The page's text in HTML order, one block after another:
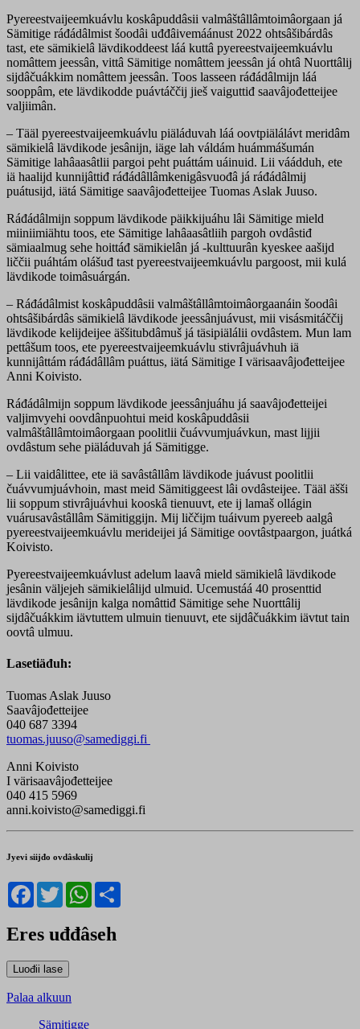
Pyereestvaijeemkuávlu koskâpuddâsii valmâštâllâmtoimâorgaan já
Sämitige ráđádâlmist šoodâi uđđâivemáánust 2022 ohtsâšibárdâs
tast, ete sämikielâ lävdikoddeest láá kuttâ pyereestvaijeemkuávlu
nomâttem jeessân, vittâ Sämitige nomâttem jeessân já ohtâ Nuorttâlij
sijdâčuákkim nomâttem jeessân. Toos lasseen ráđádâlmijn láá
sooppâm, ete lävdikodde puávtáččij jieš vaiguttiđ saavâjođetteijee
valjiimân.
– Tääl pyereestvaijeemkuávlu piäláduvah láá oovtpiälálávt meridâm
sämikielâ lävdikode jesânijn, iäge lah váldám huámmášumán
Sämitige lahâaasâtlii pargoi peht puáttám uáinuid. Lii váádduh, ete
iä haalijd kunnijâttiđ ráđádâllâmkenigâsvuođâ já ráđádâlmij
puátusijd, iätá Sämitige saavâjođetteijee Tuomas Aslak Juuso.
Ráđádâlmijn soppum lävdikode päikkijuáhu lâi Sämitige mield
miiniimiähtu toos, ete Sämitige lahâaasâtliih pargoh ovdâstiđ
sämiaalmug sehe hoittáđ sämikielân já -kulttuurân kyeskee aašijd
liččii puáhtám olášuđ tast pyereestvaijeemkuávlu pargoost, mii kulá
lävdikode toimâsuárgán.
– Ráđádâlmist koskâpuddâsii valmâštâllâmtoimâorgaanáin šoodâi
ohtsâšibárdâs sämikielâ lävdikode jeessânjuávust, mii visásmitáččij
lävdikode kelijdeijee äššitubdâmuš já täsipiälálii ovdâstem. Mun lam
pettâšum toos, ete pyereestvaijeemkuávlu stivrâjuávhuh iä
kunnijâttám ráđádâllâm puáttus, iätá Sämitige I värisaavâjođetteijee
Anni Koivisto.
Ráđádâlmijn soppum lävdikode jeessânjuáhu já saavâjođetteijei
valjimvyehi oovdânpuohtui meid koskâpuddâsii
valmâštâllâmtoimâorgaan poolitlii čuávvumjuávkun, mast lijjii
ovdâstum sehe piäláduvah já Sämitigge.
– Lii vaidâlittee, ete iä savâstâllâm lävdikode juávust poolitlii
čuávvumjuávhoin, mast meid Sämitiggeest lâi ovdâsteijee. Tääl äšši
lii soppum stivrâjuávhui kooskâ tienuuvt, ete ij lamaš ollágin
vuárusavâstâllâm Sämitiggijn. Mij liččijm tuáivum pyereeb aalgâ
pyereestvaijeemkuávlu merideijei já Sämitige oovtâstpaargon, juátká
Koivisto.
Pyereestvaijeemkuávlust adelum laavâ mield sämikielâ lävdikode
jesânin väljejeh sämikielâlijd ulmuid. Ucemustáá 40 prosenttid
lävdikode jesânijn kalga nomâttiđ Sämitige sehe Nuorttâlij
sijdâčuákkim iävtuttem ulmuin tienuuvt, ete sijdâčuákkim iävtut tain
oovtâ ulmuu.
Lasetiäđuh:
Tuomas Aslak Juuso
Saavâjođetteijee
040 687 3394
tuomas.juuso@samediggi.fi
Anni Koivisto
I värisaavâjođetteijee
040 415 5969
anni.koivisto@samediggi.fi
Jyevi siijđo ovdâskulij
Facebook
TwitterWhatsApp
Eres uđđâseh
Palaa alkuun
Sämitigge